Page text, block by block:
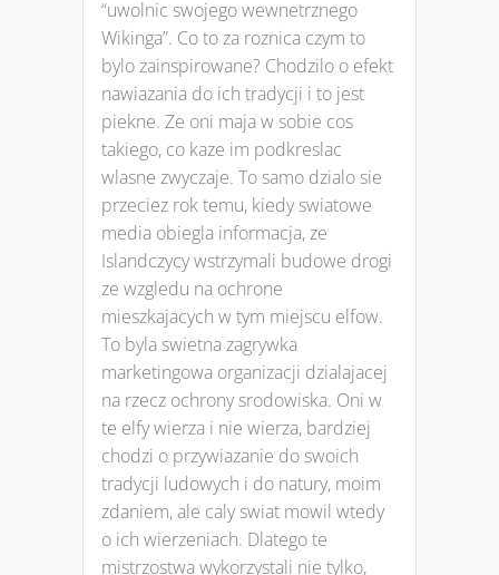
“uwolnic swojego wewnetrznego
Wikinga”. Co to za roznica czym to
bylo zainspirowane? Chodzilo o efekt
nawiazania do ich tradycji i to jest
piekne. Ze oni maja w sobie cos
takiego, co kaze im podkreslac
wlasne zwyczaje. To samo dzialo sie
przeciez rok temu, kiedy swiatowe
media obiegla informacja, ze
Islandczycy wstrzymali budowe drogi
ze wzgledu na ochrone
mieszkajacych w tym miejscu elfow.
To byla swietna zagrywka
marketingowa organizacji dzialajacej
na rzecz ochrony srodowiska. Oni w
te elfy wierza i nie wierza, bardziej
chodzi o przywiazanie do swoich
tradycji ludowych i do natury, moim
zdaniem, ale caly swiat mowil wtedy
o ich wierzeniach. Dlatego te
mistrzostwa wykorzystali nie tylko,